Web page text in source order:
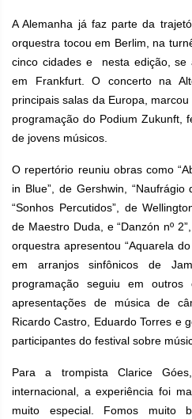
A Alemanha já faz parte da
orquestra tocou em Berlim, na
cinco cidades e nesta edição, se
em Frankfurt. O concerto na
principais salas da Europa,
programação do Podium Zukunft,
de jovens músicos.
O repertório reuniu obras como
in Blue”, de Gershwin, “Naufrágio
“Sonhos Percutidos”, de
de Maestro Duda, e “Danzón nº
orquestra apresentou “Aquarela
em arranjos sinfônicos de
programação seguiu em
apresentações de música de
Ricardo Castro, Eduardo Torres e
participantes do festival sobre
Para a trompista Clarice
internacional, a experiência foi
muito especial. Fomos muito